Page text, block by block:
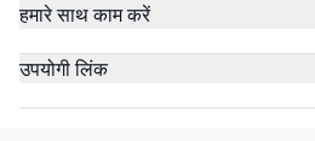
हमारे साथ काम करें
उपयोगी लिंक